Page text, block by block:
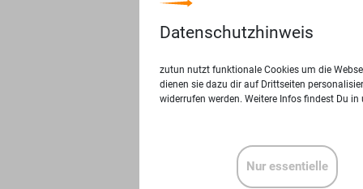
Datenschutzhinweis
zutun nutzt funktionale Cookies um die
dienen sie dazu dir auf Drittseiten
widerrufen werden. Weitere Infos findest Du in
Nur essentielle